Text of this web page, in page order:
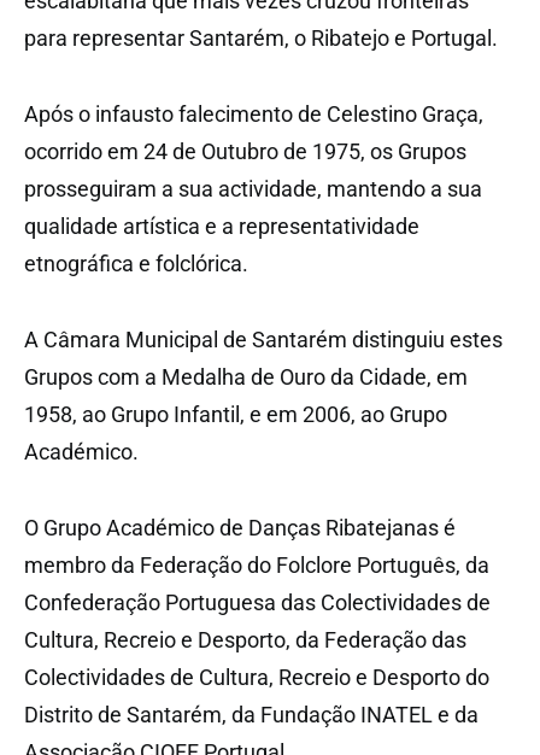
para representar Santarém, o Ribatejo e Portugal.
Após o infausto falecimento de Celestino Graça,
ocorrido em 24 de Outubro de 1975, os Grupos
prosseguiram a sua actividade, mantendo a sua
qualidade artística e a representatividade
etnográfica e folclórica.
A Câmara Municipal de Santarém distinguiu estes
Grupos com a Medalha de Ouro da Cidade, em
1958, ao Grupo Infantil, e em 2006, ao Grupo
Académico.
O Grupo Académico de Danças Ribatejanas é
membro da Federação do Folclore Português, da
Confederação Portuguesa das Colectividades de
Cultura, Recreio e Desporto, da Federação das
Colectividades de Cultura, Recreio e Desporto do
Distrito de Santarém, da Fundação INATEL e da